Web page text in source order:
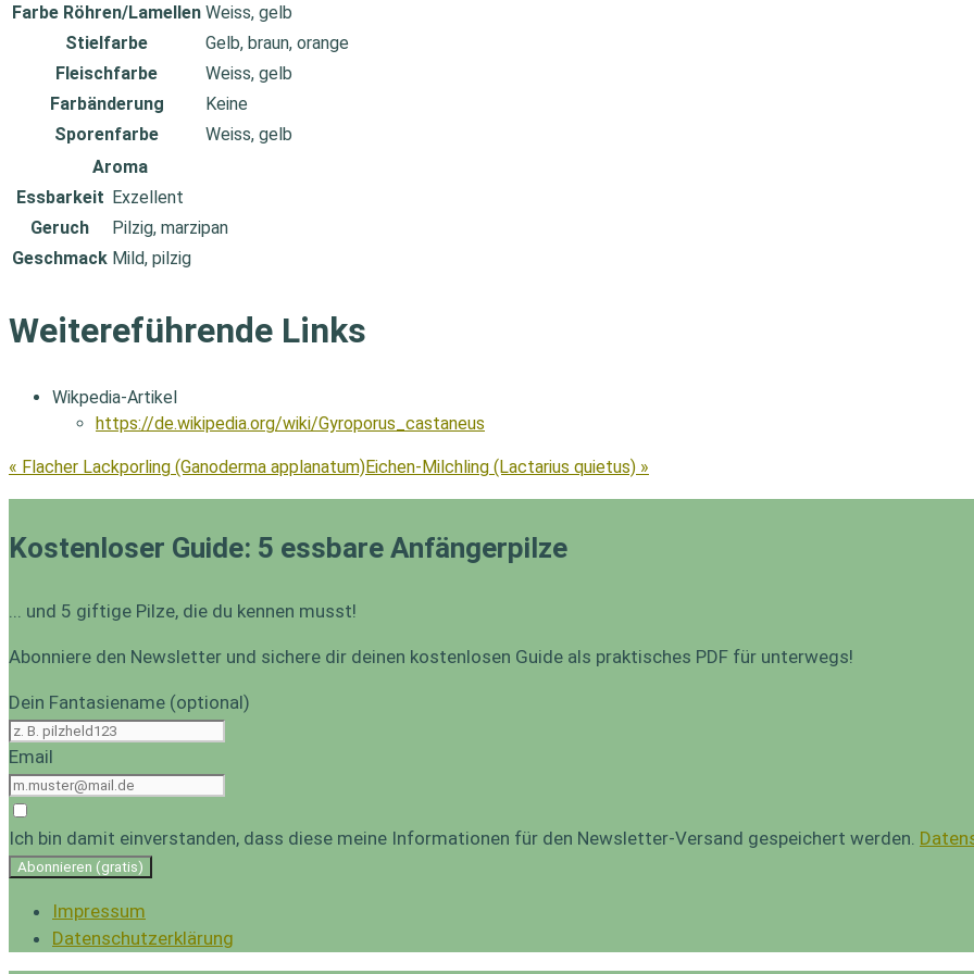
Farbe Röhren/Lamellen Weiss, gelb
Stielfarbe
Gelb, braun, orange
Fleischfarbe
Weiss, gelb
Farbänderung
Keine
Sporenfarbe
Weiss, gelb
Aroma
Essbarkeit Exzellent
Geruch
Pilzig, marzipan
Geschmack Mild, pilzig
Weitereführende Links
Wikpedia-Artikel
https://de.wikipedia.org/wiki/Gyroporus_castaneus
« Flacher Lackporling (Ganoderma applanatum)Eichen-Milchling (Lactarius quietus) »
Kostenloser Guide: 5 essbare Anfängerpilze
... und 5 giftige Pilze, die du kennen musst!
Abonniere den Newsletter und sichere dir deinen kostenlosen Guide als praktisches PDF für unterwegs!
Dein Fantasiename (optional)
Email
Ich bin damit einverstanden, dass diese meine Informationen für den Newsletter-Versand gespeichert werden.
Abonnieren (gratis)
Impressum
Datenschutzerklärung